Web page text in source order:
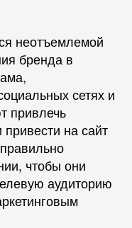
неотъемлемой
бренда в
сетях и
привлечь
на сайт
чтобы они
аудиторию